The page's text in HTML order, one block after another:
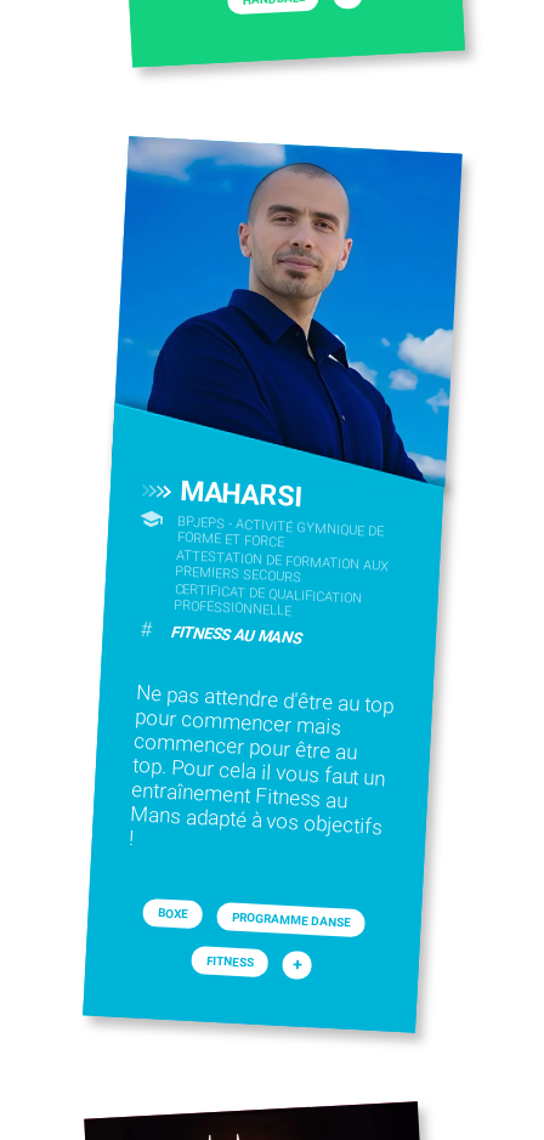
MAHARSI
BPJEPS - ACTIVITÉ GYMNIQUE DE
FORME ET FORCE
ATTESTATION DE FORMATION AUX
PREMIERS SECOURS
CERTIFICAT DE QUALIFICATION
PROFESSIONNELLE
# FITNESS AU MANS
Ne pas attendre d'être au top
pour commencer mais
commencer pour être au
top. Pour cela il vous faut un
entraînement Fitness au
Mans adapté à vos objectifs
!
BOXE PROGRAMME DANSE
FITNESS +